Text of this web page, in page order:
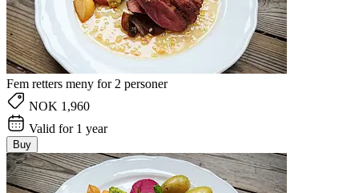
Fem retters meny for 2 personer
NOK 1,960
Valid for 1 year
Buy